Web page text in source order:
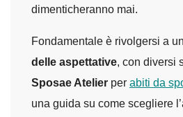
dimenticheranno mai.
Fondamentale è rivolgersi a un
delle aspettative, con diversi
Sposae Atelier per abiti da
una guida su come scegliere